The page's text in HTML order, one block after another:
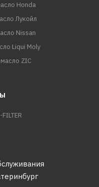
Honda
Лукойл
Nissan
Liqui Moly
ZIC